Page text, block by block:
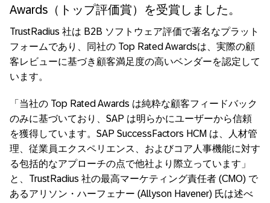
Awards（トップ評価賞）を受賞しました。
TrustRadius 社は B2B ソフトウェア評価で著名なプラット
フォームであり、同社の Top Rated Awardsは、実際の顧
客レビューに基づき顧客満足度の高いベンダーを認定して
います。
「当社の Top Rated Awards は純粋な顧客フィードバック
のみに基づいており、SAP は明らかにユーザーから信頼
を獲得しています。SAP SuccessFactors HCM は、人材管
理、従業員エクスペリエンス、およびコア人事機能に対す
る包括的なアプローチの点で他社より際立っています」
と、TrustRadius 社の最高マーケティング責任者 (CMO) で
あるアリソン・ハーフェナー (Allyson Havener) 氏は述べ